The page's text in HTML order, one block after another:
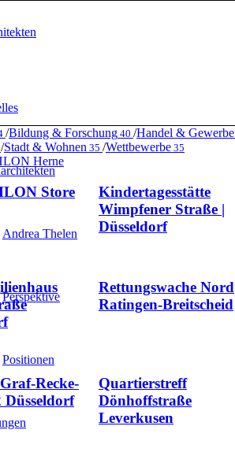
Andrea Thelen
Perspektive
Positionen
/Bildung & Forschung 40 /Handel & Gewerbe
/Stadt & Wohnen 35 /Wettbewerbe 35
Store
Kindertagesstätte
Wimpfener Straße |
Düsseldorf
Rettungswache Nord
Ratingen-Breitscheid
Recke-
Düsseldorf
Quartierstreff
Dönhoffstraße
Leverkusen